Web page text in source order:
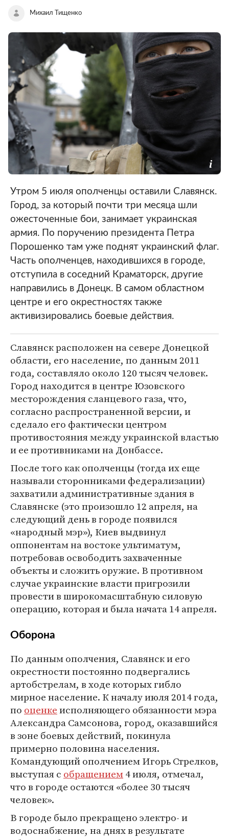
Михаил Тищенко
Утром 5 июля ополченцы оставили Славянск.
Город, за который почти три месяца шли
ожесточенные бои, занимает украинская
армия. По поручению президента Петра
Порошенко там уже поднят украинский флаг.
Часть ополченцев, находившихся в городе,
отступила в соседний Краматорск, другие
направились в Донецк. В самом областном
центре и его окрестностях также
активизировались боевые действия.
Славянск расположен на севере Донецкой
области, его население, по данным 2011
года, составляло около 120 тысяч человек.
Город находится в центре Юзовского
месторождения сланцевого газа, что,
согласно распространенной версии, и
сделало его фактически центром
противостояния между украинской властью
и ее противниками на Донбассе.
После того как ополченцы (тогда их еще
называли сторонниками федерализации)
захватили административные здания в
Славянске (это произошло 12 апреля, на
следующий день в городе появился
«народный мэр»), Киев выдвинул
оппонентам на востоке ультиматум,
потребовав освободить захваченные
объекты и сложить оружие. В противном
случае украинские власти пригрозили
провести в широкомасштабную силовую
операцию, которая и была начата 14 апреля.
Оборона
По данным ополчения, Славянск и его
окрестности постоянно подвергались
артобстрелам, в ходе которых гибло
мирное население. К началу июля 2014 года,
по оценкеисполняющего обязанности мэра
Александра Самсонова, город, оказавшийся
в зоне боевых действий, покинула
примерно половина населения.
Командующий ополчением Игорь Стрелков,
выступая с обращением4 июля, отмечал,
что в городе остаются «более 30 тысяч
человек».
В городе было прекращено электро- и
водоснабжение, на днях в результате